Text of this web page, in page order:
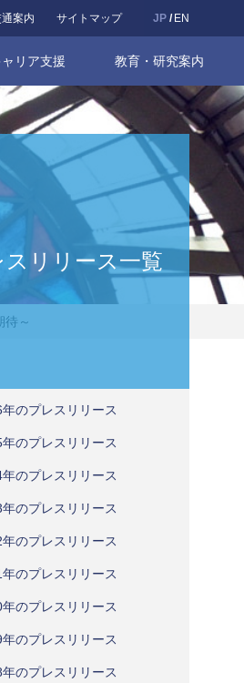
JP EN
案内 サイトマップ
リア支援 教育・研究案内
待～
スリリース一覧
のプレスリリース
のプレスリリース
のプレスリリース
のプレスリリース
のプレスリリース
のプレスリリース
のプレスリリース
のプレスリリース
のプレスリリース